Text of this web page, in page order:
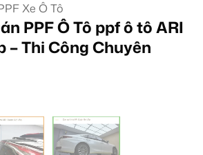
Xe Ô Tô
PPF Ô Tô ppf ô tô ARI
– Thi Công Chuyên